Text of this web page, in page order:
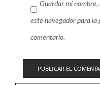
Guardar mi
este navegador para la
comentario.